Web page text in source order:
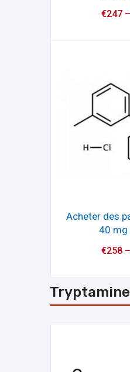
€247–
Acheter des
40 mg
€258–